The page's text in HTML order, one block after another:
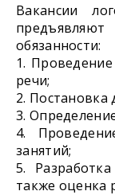
Вакансии
обязанности:
речи;
Постановка
занятий;
также оценка